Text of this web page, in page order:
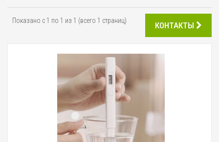
Показано с 1 по 1 из 1 (всего 1 страниц) КОНТАКТЫ